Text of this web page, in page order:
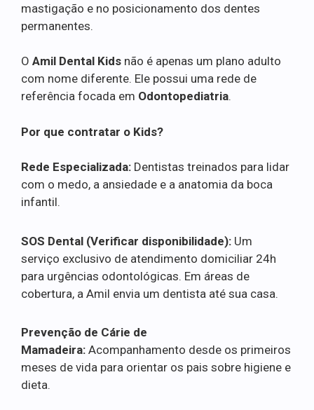
mastigação e no posicionamento dos dentes
permanentes.
O Amil Dental Kids não é apenas um plano adulto
com nome diferente. Ele possui uma rede de
referência focada em Odontopediatria.
Por que contratar o Kids?
Rede Especializada: Dentistas treinados para lidar
com o medo, a ansiedade e a anatomia da boca
infantil.
SOS Dental (Verificar disponibilidade): Um
serviço exclusivo de atendimento domiciliar 24h
para urgências odontológicas. Em áreas de
cobertura, a Amil envia um dentista até sua casa.
Prevenção de Cárie de
Mamadeira: Acompanhamento desde os primeiros
meses de vida para orientar os pais sobre higiene e
dieta.